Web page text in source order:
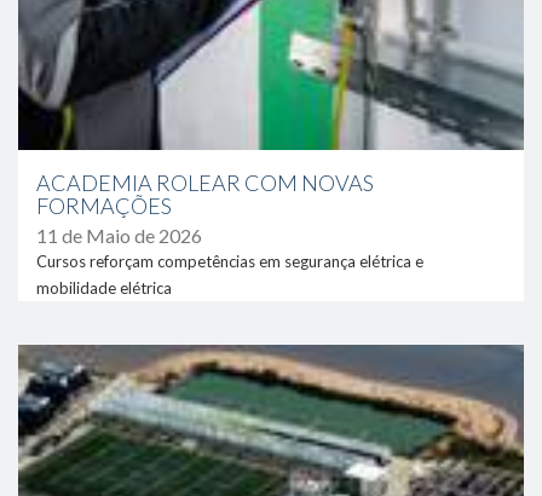
ACADEMIA ROLEAR COM NOVAS
FORMAÇÕES
11 de Maio de 2026
Cursos reforçam competências em segurança elétrica e
mobilidade elétrica
link